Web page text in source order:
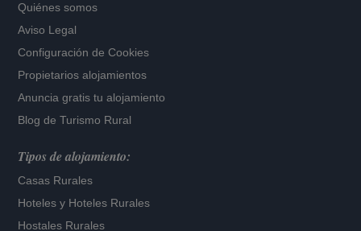
Quiénes somos
Aviso Legal
Configuración de Cookies
Propietarios alojamientos
Anuncia gratis tu alojamiento
Blog de Turismo Rural
Tipos de alojamiento:
Casas Rurales
Hoteles y Hoteles Rurales
Hostales Rurales